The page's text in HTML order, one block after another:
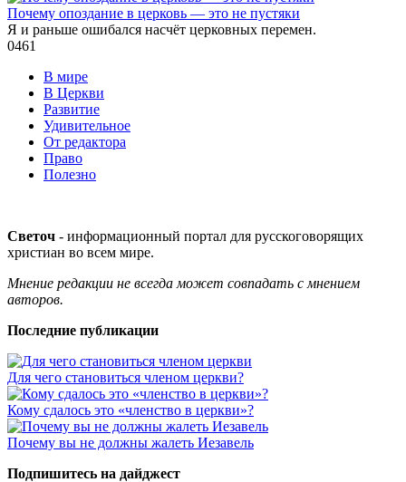
Почему опоздание в церковь — это не пустяки
Я и раньше ошибался насчёт церковных перемен.
0461
В мире
В Церкви
Развитие
Удивительное
От редактора
Право
Полезно
Светоч - информационный портал для русскоговорящих
христиан во всем мире.
Мнение редакции не всегда может совпадать с мнением
авторов.
Последние публикации
Для чего становиться членом церкви?
Кому сдалось это «членство в церкви»?
Почему вы не должны жалеть Иезавель
Подпишитесь на дайджест